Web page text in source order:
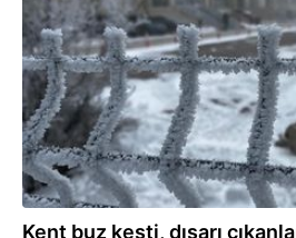
Kent buz kesti, dışarı